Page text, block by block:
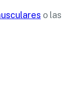
o las